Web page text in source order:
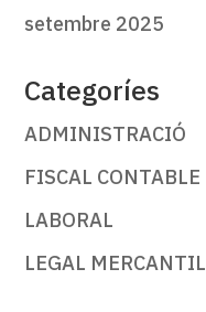
setembre 2025
Categoríes
ADMINISTRACIÓ
FISCAL CONTABLE
LABORAL
LEGAL MERCANTIL